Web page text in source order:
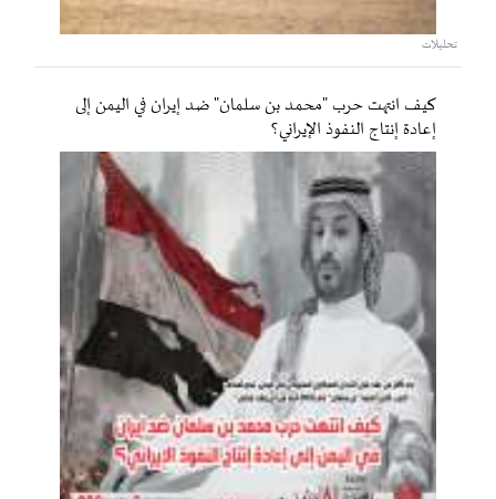
تحليلات
كيف انتهت حرب "محمد بن سلمان" ضد إيران في اليمن إلى
إعادة إنتاج النفوذ الإيراني؟